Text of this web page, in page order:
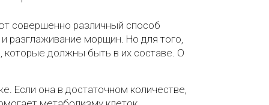
совершенно различный способ
разглаживание морщин. Но для того,
которые должны быть в их составе. О
Если она в достаточном количестве,